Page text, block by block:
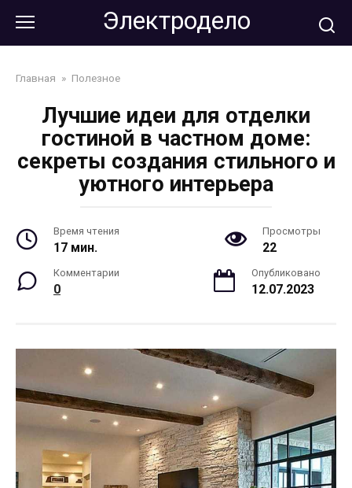
контенту
Электродело
Главная » Полезное
Лучшие идеи для отделки
гостиной в частном доме:
секреты создания стильного и
уютного интерьера
Время чтения
17 мин.
Просмотры
22
Комментарии
0
Опубликовано
12.07.2023